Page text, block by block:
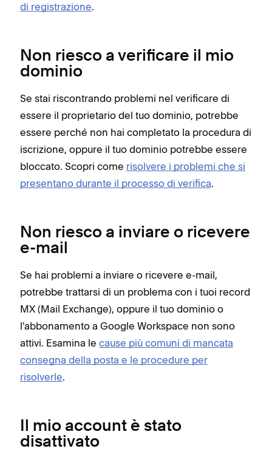
di registrazione.
Non riesco a verificare il mio
dominio
Se stai riscontrando problemi nel verificare di
essere il proprietario del tuo dominio, potrebbe
essere perché non hai completato la procedura di
iscrizione, oppure il tuo dominio potrebbe essere
bloccato. Scopri come risolvere i problemi che si
presentano durante il processo di verifica.
Non riesco a inviare o ricevere
e-mail
Se hai problemi a inviare o ricevere e-mail,
potrebbe trattarsi di un problema con i tuoi record
MX (Mail Exchange), oppure il tuo dominio o
l'abbonamento a Google Workspace non sono
attivi. Esamina le cause più comuni di mancata
consegna della posta e le procedure per
risolverle.
Il mio account è stato
disattivato